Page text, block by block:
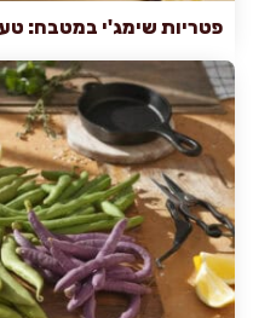
פטריות שימג'י במטבח: